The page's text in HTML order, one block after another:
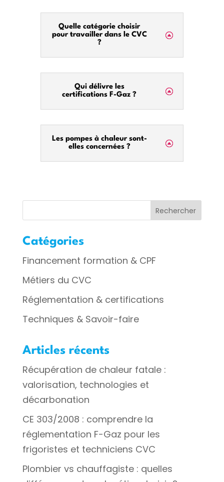
Quelle catégorie choisir
pour travailler dans le CVC
?
Qui délivre les
certifications F-Gaz ?
Les pompes à chaleur sont-
elles concernées ?
Rechercher
Catégories
Financement formation & CPF
Métiers du CVC
Réglementation & certifications
Techniques & Savoir-faire
Articles récents
Récupération de chaleur fatale :
valorisation, technologies et
décarbonation
CE 303/2008 : comprendre la
réglementation F-Gaz pour les
frigoristes et techniciens CVC
Plombier vs chauffagiste : quelles